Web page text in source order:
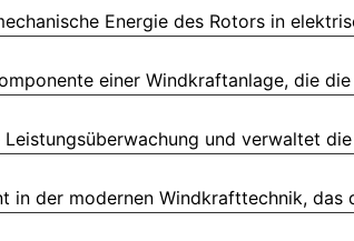
Energie des Rotors in
einer Windkraftanlage, die die
und verwaltet
in der modernen Windkrafttechnik, das